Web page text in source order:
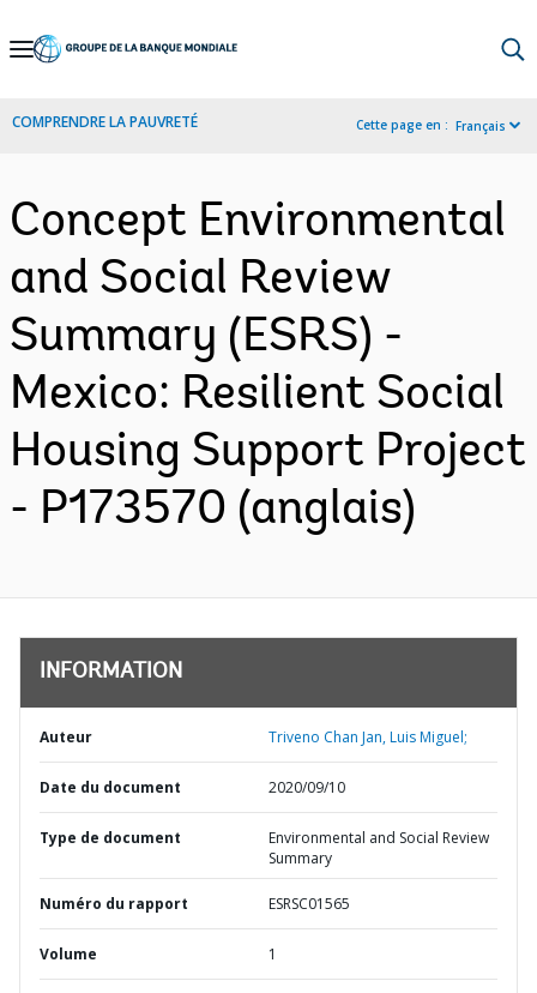
Skip
Navigation
COMPRENDRE LA PAUVRETÉ Cette page en : Français
Concept Environmental
and Social Review
Summary (ESRS) -
Mexico: Resilient Social
Housing Support Project
- P173570 (anglais)
INFORMATION
Auteur Triveno Chan Jan, Luis Miguel;
Date du document 2020/09/10
Type de document
Environmental and Social Review
Summary
Numéro du rapport ESRSC01565
Volume 1